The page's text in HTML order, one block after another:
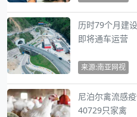
历时79个月建
即将通车运营
来源:南亚网视
尼泊尔禽流感
40729只家禽